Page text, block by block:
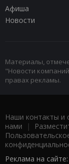
Афиша
Новости
Материалы,
"Новости
правах рекламы.
Наши контакты и
нами |
Реклама на сайте: